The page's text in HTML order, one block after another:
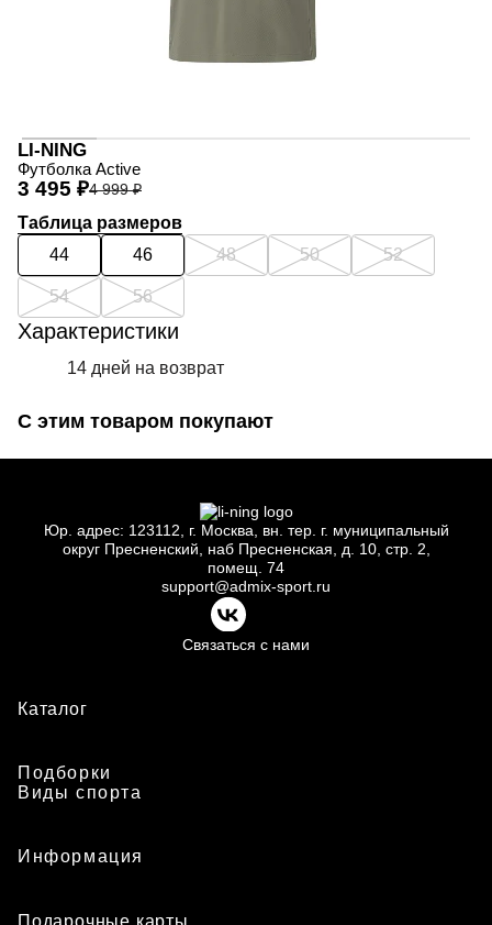
LI-NING
Футболка Active
4 999 ₽
3 495 ₽
Таблица размеров
44
46 48 50 52
54 56
Характеристики
14 дней на возврат
С этим товаром покупают
Юр. адрес: 123112, г. Москва, вн. тер. г. муниципальный
округ Пресненский, наб Пресненская, д. 10, стр. 2,
помещ. 74
support@admix-sport.ru
Связаться с нами
Каталог
Подборки
Виды спорта
Информация